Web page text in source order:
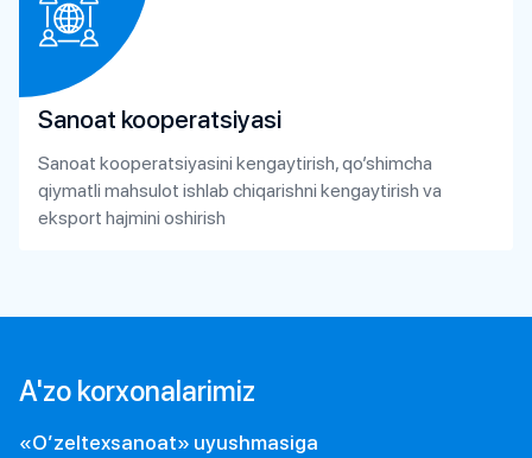
Sanoat kooperatsiyasi
Sanoat kooperatsiyasini kengaytirish, qo’shimcha
qiymatli mahsulot ishlab chiqarishni kengaytirish va
eksport hajmini oshirish
A'zo korxonalarimiz
«O’zeltexsanoat» uyushmasiga